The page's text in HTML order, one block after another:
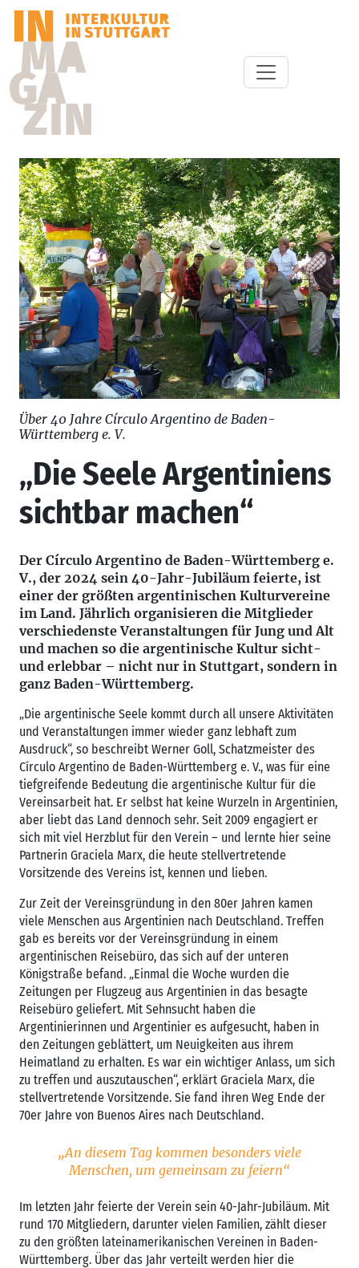
Über 40 Jahre Círculo Argentino de Baden-
Württemberg e. V.
„Die Seele Argentiniens
sichtbar machen“
Der Círculo Argentino de Baden-Württemberg e.
V., der 2024 sein 40-Jahr-Jubiläum feierte, ist
einer der größten argentinischen Kulturvereine
im Land. Jährlich organisieren die Mitglieder
verschiedenste Veranstaltungen für Jung und Alt
und machen so die argentinische Kultur sicht-
und erlebbar – nicht nur in Stuttgart, sondern in
ganz Baden-Württemberg.
„Die argentinische Seele kommt durch all unsere Aktivitäten
und Veranstaltungen immer wieder ganz lebhaft zum
Ausdruck“, so beschreibt Werner Goll, Schatzmeister des
Círculo Argentino de Baden-Württemberg e. V., was für eine
tiefgreifende Bedeutung die argentinische Kultur für die
Vereinsarbeit hat. Er selbst hat keine Wurzeln in Argentinien,
aber liebt das Land dennoch sehr. Seit 2009 engagiert er
sich mit viel Herzblut für den Verein – und lernte hier seine
Partnerin Graciela Marx, die heute stellvertretende
Vorsitzende des Vereins ist, kennen und lieben.
Zur Zeit der Vereinsgründung in den 80er Jahren kamen
viele Menschen aus Argentinien nach Deutschland. Treffen
gab es bereits vor der Vereinsgründung in einem
argentinischen Reisebüro, das sich auf der unteren
Königstraße befand. „Einmal die Woche wurden die
Zeitungen per Flugzeug aus Argentinien in das besagte
Reisebüro geliefert. Mit Sehnsucht haben die
Argentinierinnen und Argentinier es aufgesucht, haben in
den Zeitungen geblättert, um Neuigkeiten aus ihrem
Heimatland zu erhalten. Es war ein wichtiger Anlass, um sich
zu treffen und auszutauschen“, erklärt Graciela Marx, die
stellvertretende Vorsitzende. Sie fand ihren Weg Ende der
70er Jahre von Buenos Aires nach Deutschland.
„An diesem Tag kommen besonders viele
Menschen, um gemeinsam zu feiern“
Im letzten Jahr feierte der Verein sein 40-Jahr-Jubiläum. Mit
rund 170 Mitgliedern, darunter vielen Familien, zählt dieser
zu den größten lateinamerikanischen Vereinen in Baden-
Württemberg. Über das Jahr verteilt werden hier die